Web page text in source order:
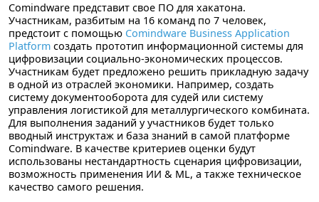
Comindware представит свое ПО для хакатона.
Участникам, разбитым на 16 команд по 7 человек,
предстоит с помощью Comindware Business Application
Platform создать прототип информационной системы для
цифровизации социально-экономических процессов.
Участникам будет предложено решить прикладную задачу
в одной из отраслей экономики. Например, создать
систему документооборота для судей или систему
управления логистикой для металлургического комбината.
Для выполнения заданий у участников будет только
вводный инструктаж и база знаний в самой платформе
Comindware. В качестве критериев оценки будут
использованы нестандартность сценария цифровизации,
возможность применения ИИ & ML, а также техническое
качество самого решения.